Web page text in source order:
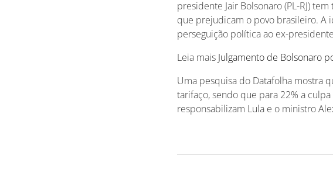
presidente Jair Bolsonaro (PL-RJ)
que prejudicam o povo brasileiro. A
perseguição política ao ex-
Leia mais Julgamento de Bolsonaro
Uma pesquisa do Datafolha mostra
tarifaço, sendo que para 22% a
responsabilizam Lula e o ministro